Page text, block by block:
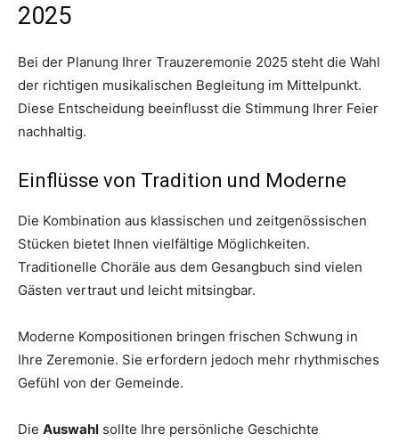
2025
Bei der Planung Ihrer Trauzeremonie 2025 steht die Wahl
der richtigen musikalischen Begleitung im Mittelpunkt.
Diese Entscheidung beeinflusst die Stimmung Ihrer Feier
nachhaltig.
Einflüsse von Tradition und Moderne
Die Kombination aus klassischen und zeitgenössischen
Stücken bietet Ihnen vielfältige Möglichkeiten.
Traditionelle Choräle aus dem Gesangbuch sind vielen
Gästen vertraut und leicht mitsingbar.
Moderne Kompositionen bringen frischen Schwung in
Ihre Zeremonie. Sie erfordern jedoch mehr rhythmisches
Gefühl von der Gemeinde.
Die Auswahl sollte Ihre persönliche Geschichte